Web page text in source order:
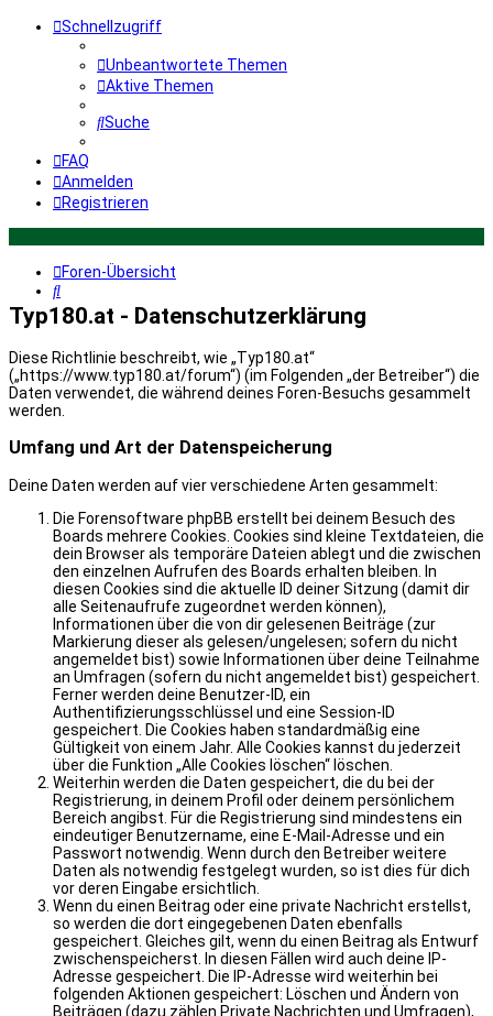
Schnellzugriff
Unbeantwortete Themen
Aktive Themen
Suche
FAQ
Anmelden
Registrieren
Foren-Übersicht
Suche
Typ180.at - Datenschutzerklärung
Diese Richtlinie beschreibt, wie „Typ180.at“
(„https://www.typ180.at/forum“) (im Folgenden „der Betreiber“) die
Daten verwendet, die während deines Foren-Besuchs gesammelt
werden.
Umfang und Art der Datenspeicherung
Deine Daten werden auf vier verschiedene Arten gesammelt:
Die Forensoftware phpBB erstellt bei deinem Besuch des
Boards mehrere Cookies. Cookies sind kleine Textdateien, die
dein Browser als temporäre Dateien ablegt und die zwischen
den einzelnen Aufrufen des Boards erhalten bleiben. In
diesen Cookies sind die aktuelle ID deiner Sitzung (damit dir
alle Seitenaufrufe zugeordnet werden können),
Informationen über die von dir gelesenen Beiträge (zur
Markierung dieser als gelesen/ungelesen; sofern du nicht
angemeldet bist) sowie Informationen über deine Teilnahme
an Umfragen (sofern du nicht angemeldet bist) gespeichert.
Ferner werden deine Benutzer-ID, ein
Authentifizierungsschlüssel und eine Session-ID
gespeichert. Die Cookies haben standardmäßig eine
Gültigkeit von einem Jahr. Alle Cookies kannst du jederzeit
über die Funktion „Alle Cookies löschen“ löschen.
Weiterhin werden die Daten gespeichert, die du bei der
Registrierung, in deinem Profil oder deinem persönlichem
Bereich angibst. Für die Registrierung sind mindestens ein
eindeutiger Benutzername, eine E-Mail-Adresse und ein
Passwort notwendig. Wenn durch den Betreiber weitere
Daten als notwendig festgelegt wurden, so ist dies für dich
vor deren Eingabe ersichtlich.
Wenn du einen Beitrag oder eine private Nachricht erstellst,
so werden die dort eingegebenen Daten ebenfalls
gespeichert. Gleiches gilt, wenn du einen Beitrag als Entwurf
zwischenspeicherst. In diesen Fällen wird auch deine IP-
Adresse gespeichert. Die IP-Adresse wird weiterhin bei
folgenden Aktionen gespeichert: Löschen und Ändern von
Beiträgen (dazu zählen Private Nachrichten und Umfragen),